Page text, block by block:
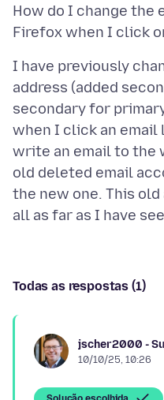
How do I change the
I have previously
address (added
secondary for
when I click an email
write an email to the
old deleted email
the new one. This
Todas as respostas (1)
jscher2000 -
10/10/25, 10:26